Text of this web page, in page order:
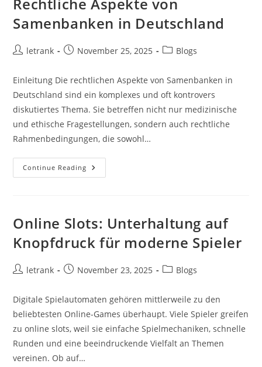
Samenbanken in Deutschland
Postletrank
PostNovember 25, 2025
PostBlogs
Einleitung Die rechtlichen Aspekte von Samenbanken in
Deutschland sind ein komplexes und oft kontrovers
diskutiertes Thema. Sie betreffen nicht nur medizinische
und ethische Fragestellungen, sondern auch rechtliche
Rahmenbedingungen, die sowohl…
Continue Reading Rechtliche
Aspekte
Online Slots: Unterhaltung auf
Knopfdruck für moderne Spieler
Postletrank
PostNovember 23, 2025
PostBlogs
Digitale Spielautomaten gehören mittlerweile zu den
beliebtesten Online-Games überhaupt. Viele Spieler greifen
zu online slots, weil sie einfache Spielmechaniken, schnelle
Runden und eine beeindruckende Vielfalt an Themen
vereinen. Ob auf…